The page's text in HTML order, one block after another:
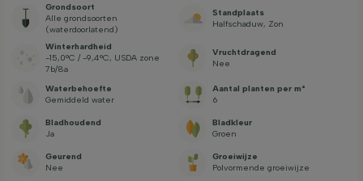
Grondsoort
Alle grondsoorten
(waterdoorlatend)
Standplaats
Halfschaduw, Zon
Winterhardheid
-15,0°C / -9,4°C, USDA zone
7b/8a
Vruchtdragend
Nee
Waterbehoefte
Gemiddeld water
Aantal planten per m²
6
Bladhoudend
Ja
Bladkleur
Groen
Geurend
Nee
Groeiwijze
Polvormende groeiwijze